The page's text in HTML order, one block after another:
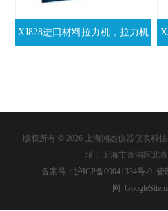
XJ828进口材料拉力机，拉力机
版权所有 © 2026 上海湘杰仪器仪表科
址：上海市青浦区北
备案号： 沪ICP备09041334号-9 管
网